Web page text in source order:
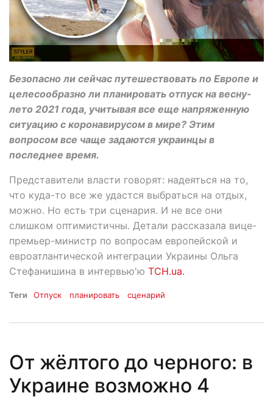
Безопасно ли сейчас путешествовать по Европе и
целесообразно ли планировать отпуск на весну-
лето 2021 года, учитывая все еще напряженную
ситуацию с коронавирусом в мире? Этим
вопросом все чаще задаются украинцы в
последнее время.
Представители власти говорят: надеяться на то,
что куда-то все же удастся выбраться на отдых,
можно. Но есть три сценария. И не все они
слишком оптимистичны. Детали рассказала вице-
премьер-министр по вопросам европейской и
евроатлантической интеграции Украины Ольга
Стефанишина в интервью'ю ТСН.ua.
Теги Отпуск планировать сценарий
От жёлтого до черного: в
Украине возможно 4